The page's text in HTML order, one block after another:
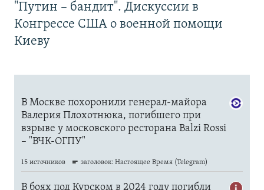
"Путин – бандит". Дискуссии в
Конгрессе США о военной помощи
Киеву